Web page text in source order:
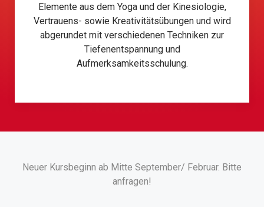
Elemente aus dem Yoga und der Kinesiologie,
Vertrauens- sowie Kreativitätsübungen und wird
abgerundet mit verschiedenen Techniken zur
Tiefenentspannung und
Aufmerksamkeitsschulung.
Neuer Kursbeginn ab Mitte September/ Februar. Bitte
anfragen!